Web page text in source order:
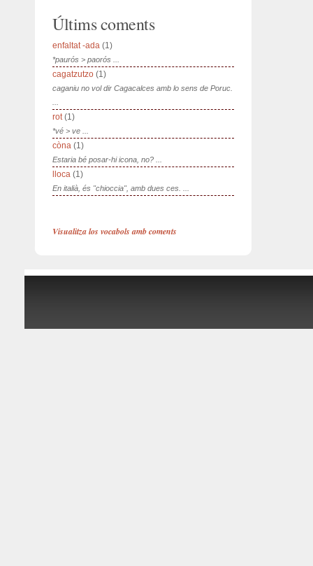
Últims coments
enfaltat -ada (1)
*paurós > paorós ...
cagatzutzo (1)
caganiu no vol dir Cagacalces amb lo sens de Poruc.
rot(1)
*vé > ve ...
còna (1)
Estaria bé posar-hi icona, no? ...
lloca (1)
En italià, és "chioccia", amb dues ces. ...
Visualitza los vocabols amb coments